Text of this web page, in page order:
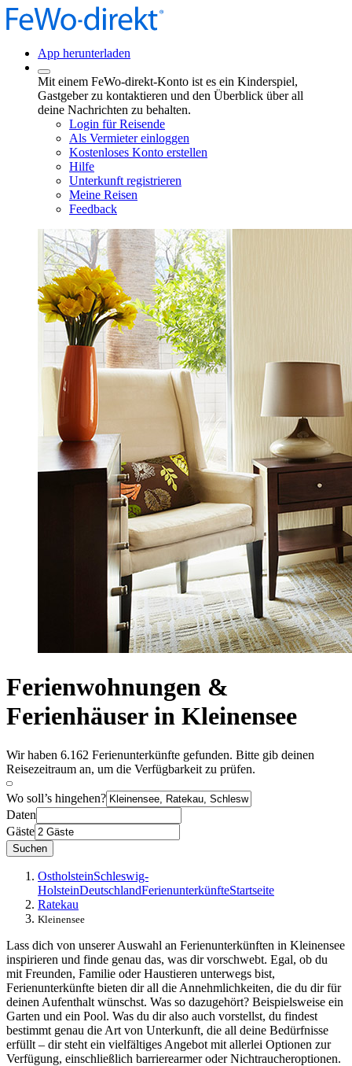
App herunterladen
Mit einem FeWo-direkt-Konto ist es ein Kinderspiel,
Gastgeber zu kontaktieren und den Überblick über all
deine Nachrichten zu behalten.
Login für Reisende
Als Vermieter einloggen
Kostenloses Konto erstellen
Hilfe
Unterkunft registrieren
Meine Reisen
Feedback
Ferienwohnungen &
Ferienhäuser in Kleinensee
Wir haben 6.162 Ferienunterkünfte gefunden. Bitte gib deinen
Reisezeitraum an, um die Verfügbarkeit zu prüfen.
Wo soll’s hingehen?
Daten
Gäste
Suchen
OstholsteinSchleswig-
HolsteinDeutschlandFerienunterkünfteStartseite
Ratekau
Kleinensee
Lass dich von unserer Auswahl an Ferienunterkünften in Kleinensee
inspirieren und finde genau das, was dir vorschwebt. Egal, ob du
mit Freunden, Familie oder Haustieren unterwegs bist,
Ferienunterkünfte bieten dir all die Annehmlichkeiten, die du dir für
deinen Aufenthalt wünschst. Was so dazugehört? Beispielsweise ein
Garten und ein Pool. Was du dir also auch vorstellst, du findest
bestimmt genau die Art von Unterkunft, die all deine Bedürfnisse
erfüllt – dir steht ein vielfältiges Angebot mit allerlei Optionen zur
Verfügung, einschließlich barrierearmer oder Nichtraucheroptionen.